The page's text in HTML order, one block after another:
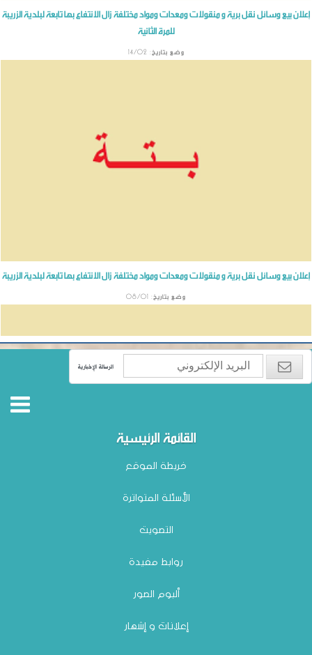
إعلان بيع وسائل نقل برية و منقولات ومعدات ومواد مختلفة زال الانتفاع بها تابعة لبلدية الزريبة
للمرة الثانية
إعلان بيع وسائل نقل برية و منقولات ومعدات ومواد مختلفة زال الانتفاع بها تابعة لبلدية الزريبة
الرسالة الإخبارية
القائمة الرئيسية
خريطة الموقع
الأسئلة المتواترة
التصويت
روابط مفيدة
ألبوم الصور
إعلانات و إشهار